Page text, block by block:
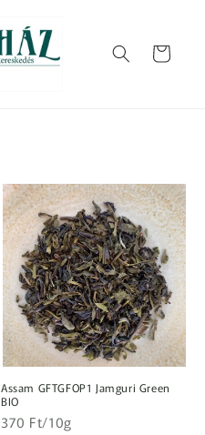
Kosár
Assam GFTGFOP1 Jamguri Green
BIO
Normál
Egységár
370 Ft/10g